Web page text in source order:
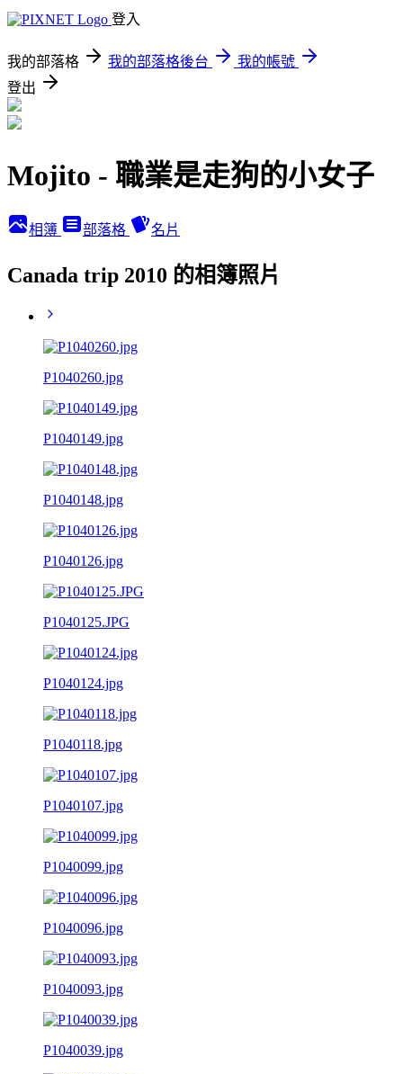
登入
我的部落格 我的部落格後台
我的帳號
登出
Mojito - 職業是走狗的小女子
相簿 部落格 名片
Canada trip 2010 的相簿照片
P1040260.jpg
P1040149.jpg
P1040148.jpg
P1040126.jpg
P1040125.JPG
P1040124.jpg
P1040118.jpg
P1040107.jpg
P1040099.jpg
P1040096.jpg
P1040093.jpg
P1040039.jpg